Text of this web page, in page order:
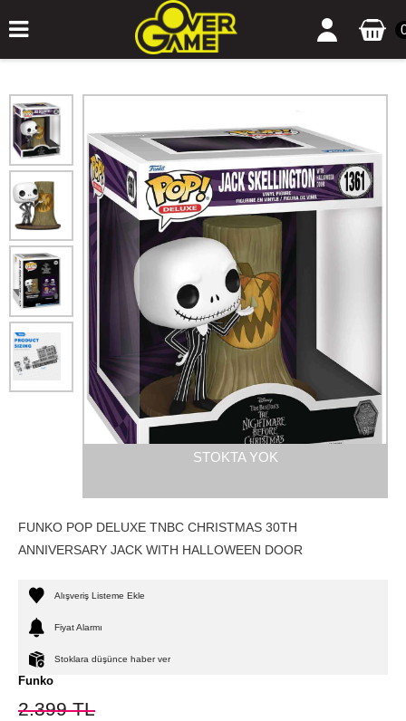
STOKTA YOK
FUNKO POP DELUXE TNBC CHRISTMAS 30TH
ANNIVERSARY JACK WITH HALLOWEEN DOOR
Alışveriş Listeme Ekle
Fiyat Alarmı
Stoklara düşünce haber ver
Funko
2.399TL